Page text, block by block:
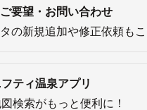
要望・お問い合わせ
の新規追加や修正依頼も
ティ温泉アプリ
検索がもっと便利に！